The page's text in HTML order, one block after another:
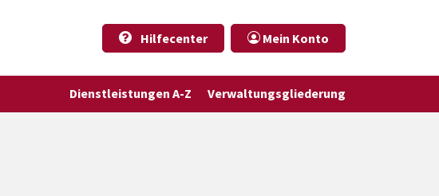
Hilfecenter
Mein Konto
Dienstleistungen A-Z Verwaltungsgliederung